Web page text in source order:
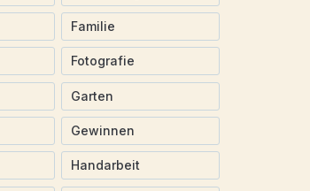
Familie
Fotografie
Garten
Gewinnen
Handarbeit